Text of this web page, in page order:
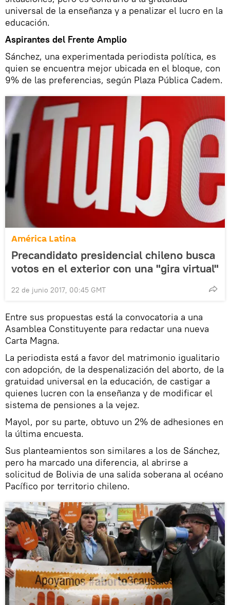
universal de la enseñanza y a penalizar el lucro en la
educación.
Aspirantes del Frente Amplio
Sánchez, una experimentada periodista política, es
quien se encuentra mejor ubicada en el bloque, con
9% de las preferencias, según Plaza Pública Cadem.
América Latina
Precandidato presidencial chileno busca
votos en el exterior con una "gira virtual"
22 de junio 2017, 00:45 GMT
Entre sus propuestas está la convocatoria a una
Asamblea Constituyente para redactar una nueva
Carta Magna.
La periodista está a favor del matrimonio igualitario
con adopción, de la despenalización del aborto, de la
gratuidad universal en la educación, de castigar a
quienes lucren con la enseñanza y de modificar el
sistema de pensiones a la vejez.
Mayol, por su parte, obtuvo un 2% de adhesiones en
la última encuesta.
Sus planteamientos son similares a los de Sánchez,
pero ha marcado una diferencia, al abrirse a
solicitud de Bolivia de una salida soberana al océano
Pacífico por territorio chileno.